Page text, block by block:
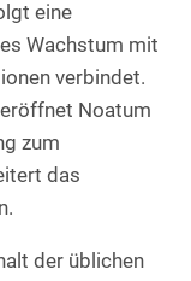
eine
Wachstum mit
verbindet.
Noatum
zum
das
der üblichen